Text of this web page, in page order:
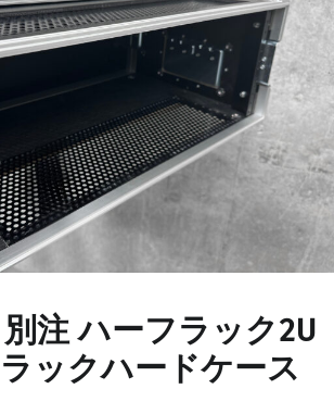
注 ハーフラック2U
ックハードケース